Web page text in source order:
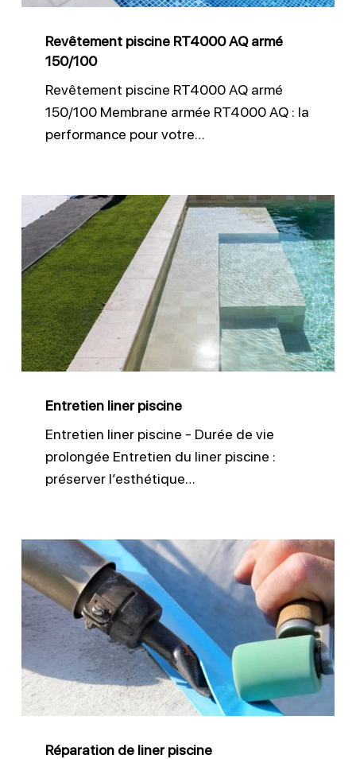
Revêtement piscine RT4000 AQ armé
150/100
Revêtement piscine RT4000 AQ armé
150/100 Membrane armée RT4000 AQ : la
performance pour votre…
Entretien
liner
piscine
Entretien liner piscine
Entretien liner piscine - Durée de vie
prolongée Entretien du liner piscine :
préserver l’esthétique…
Réparation
de
liner
piscine
Réparation de liner piscine